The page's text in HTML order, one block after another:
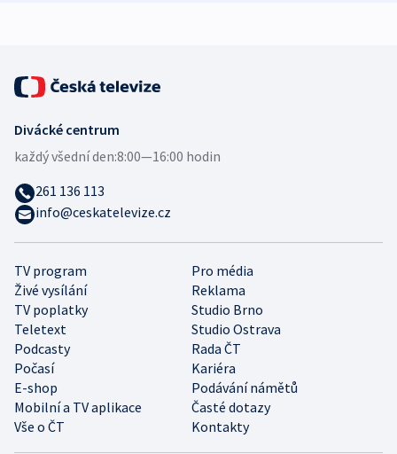
TV program
Pro média
Živé vysílání
Reklama
TV poplatky
Studio Brno
Teletext
Studio Ostrava
Podcasty
Rada ČT
Počasí
Kariéra
E-shop
Podávání námětů
Mobilní a TV aplikace
Časté dotazy
Vše o ČT
Kontakty
Divácké centrum
každý všední den:8:00—16:00 hodin
261 136 113
info@ceskatelevize.cz